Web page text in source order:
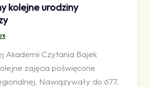
kolejne urodziny
Akademii Czytania Bajek
zajęcia poświęcone
Nawiązywały do 677.